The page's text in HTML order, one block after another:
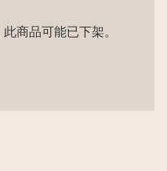
商品可能已下架。